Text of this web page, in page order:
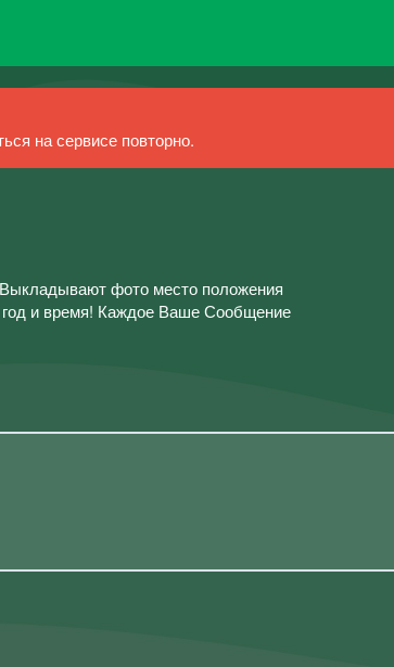
на сервисе повторно.
фото место положения
год и время! Каждое Ваше Сообщение